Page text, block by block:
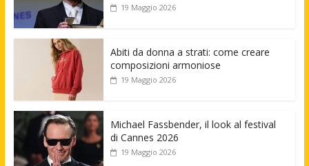
19 Maggio 2026
Abiti da donna a strati: come creare
composizioni armoniose
19 Maggio 2026
Michael Fassbender, il look al festival
di Cannes 2026
19 Maggio 2026